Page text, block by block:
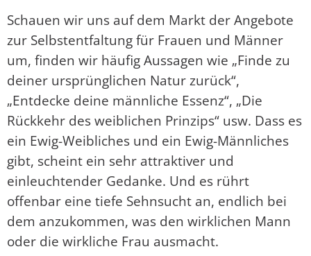
Schauen wir uns auf dem Markt der Angebote
zur Selbstentfaltung für Frauen und Männer
um, finden wir häufig Aussagen wie „Finde zu
deiner ursprünglichen Natur zurück“,
„Entdecke deine männliche Essenz“, „Die
Rückkehr des weiblichen Prinzips“ usw. Dass es
ein Ewig-Weibliches und ein Ewig-Männliches
gibt, scheint ein sehr attraktiver und
einleuchtender Gedanke. Und es rührt
offenbar eine tiefe Sehnsucht an, endlich bei
dem anzukommen, was den wirklichen Mann
oder die wirkliche Frau ausmacht.